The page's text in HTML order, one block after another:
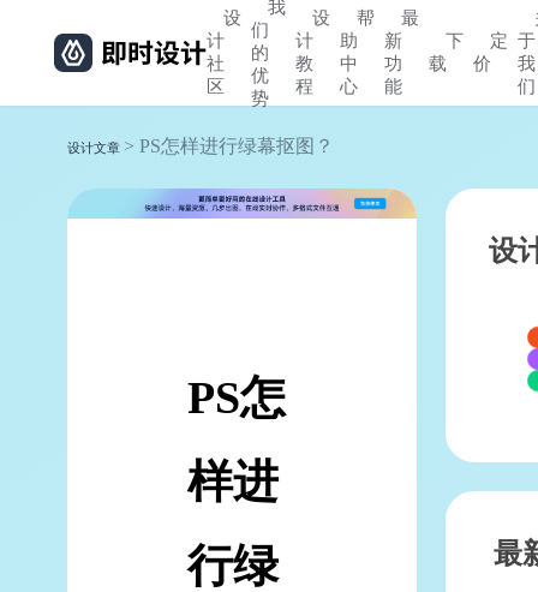
设
计
社
区
我
们
的
优
势
设
计
教
程
帮
助
中
心
最
新
功
能
下
载
定
价
于
我
们
设计文章 > PS怎样进行绿幕抠图？
PS怎
样进
行绿
设
最